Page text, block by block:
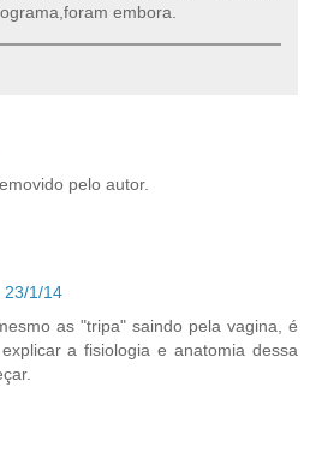
embora.
pelo autor.
23/1/14
as "tripa" saindo pela vagina, é
a fisiologia e anatomia dessa